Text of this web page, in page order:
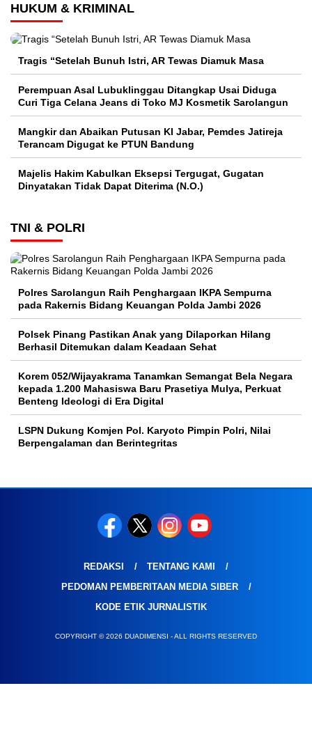
HUKUM & KRIMINAL
Tragis “Setelah Bunuh Istri, AR Tewas Diamuk Masa
Perempuan Asal Lubuklinggau Ditangkap Usai Diduga
Curi Tiga Celana Jeans di Toko MJ Kosmetik Sarolangun
Mangkir dan Abaikan Putusan KI Jabar, Pemdes Jatireja
Terancam Digugat ke PTUN Bandung
Majelis Hakim Kabulkan Eksepsi Tergugat, Gugatan
Dinyatakan Tidak Dapat Diterima (N.O.)
TNI & POLRI
Polres Sarolangun Raih Penghargaan IKPA Sempurna
pada Rakernis Bidang Keuangan Polda Jambi 2026
Polsek Pinang Pastikan Anak yang Dilaporkan Hilang
Berhasil Ditemukan dalam Keadaan Sehat
Korem 052/Wijayakrama Tanamkan Semangat Bela Negara
kepada 1.200 Mahasiswa Baru Prasetiya Mulya, Perkuat
Benteng Ideologi di Era Digital
LSPN Dukung Komjen Pol. Karyoto Pimpin Polri, Nilai
Berpengalaman dan Berintegritas
REDAKSI
TENTANG KAMI
PEDOMAN PEMBERITAAN MEDIA SIBER
KODE ETIK JURNALISTIK
COPYRIGHT © 2026 DUADIMENSI - ALL RIGHTS RESERVED